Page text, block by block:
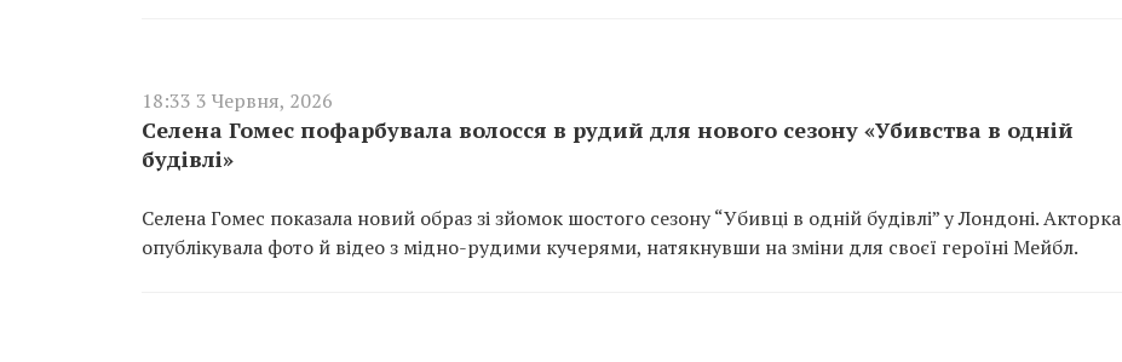
18:33 3 Червня, 2026
Селена Гомес пофарбувала волосся в рудий для нового сезону «Убивства в одній
будівлі»
Селена Гомес показала новий образ зі зйомок шостого сезону “Убивці в одній будівлі” у Лондоні. Акторка
опублікувала фото й відео з мідно-рудими кучерями, натякнувши на зміни для своєї героїні Мейбл.